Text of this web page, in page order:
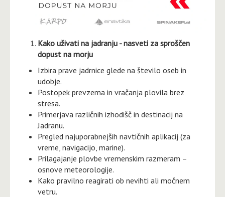
Kako uživati na jadranju - nasveti za sproščen
dopust na morju
Izbira prave jadrnice glede na število oseb in
udobje.
Postopek prevzema in vračanja plovila brez
stresa.
Primerjava različnih izhodišč in destinacij na
Jadranu.
Pregled najuporabnejših navtičnih aplikacij (za
vreme, navigacijo, marine).
Prilagajanje plovbe vremenskim razmeram –
osnove meteorologije.
Kako pravilno reagirati ob nevihti ali močnem
vetru.